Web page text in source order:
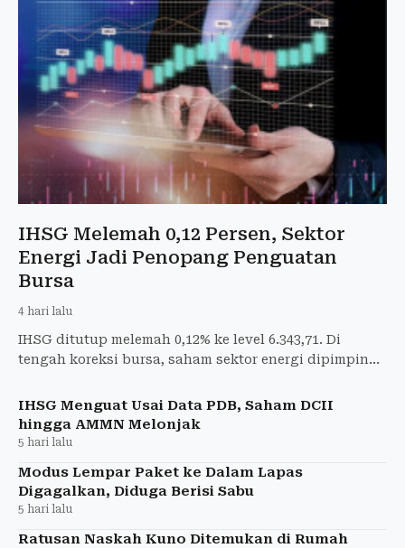
IHSG Melemah 0,12 Persen, Sektor
Energi Jadi Penopang Penguatan
Bursa
4 hari lalu
IHSG ditutup melemah 0,12% ke level 6.343,71. Di
tengah koreksi bursa, saham sektor energi dipimpin
IHSG Menguat Usai Data PDB, Saham DCII
hingga AMMN Melonjak
5 hari lalu
Modus Lempar Paket ke Dalam Lapas
Digagalkan, Diduga Berisi Sabu
5 hari lalu
Ratusan Naskah Kuno Ditemukan di Rumah